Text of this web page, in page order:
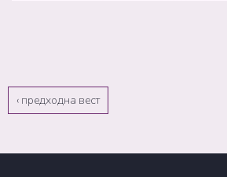
‹ предходна вест